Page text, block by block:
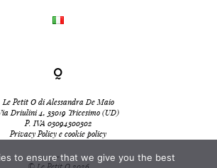
Le Petit O di Alessandra De Maio
Driulini 4, 33019 Tricesimo (UD)
P. IVA 03094300302
Privacy Policy e cookie policy
-
to ensure that we give you the best